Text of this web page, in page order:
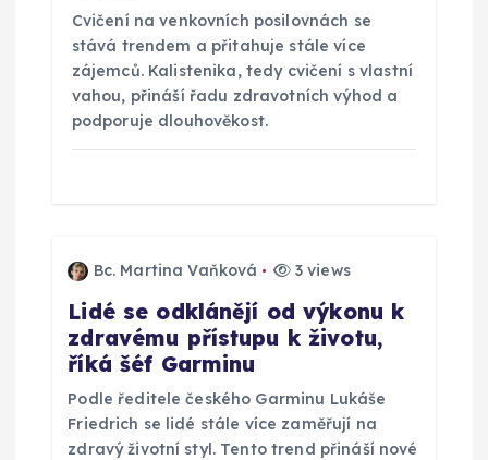
Cvičení na venkovních posilovnách se
stává trendem a přitahuje stále více
zájemců. Kalistenika, tedy cvičení s vlastní
vahou, přináší řadu zdravotních výhod a
podporuje dlouhověkost.
Bc. Martina Vaňková 3 views
Lidé se odklánějí od výkonu k
zdravému přístupu k životu,
říká šéf Garminu
Podle ředitele českého Garminu Lukáše
Friedrich se lidé stále více zaměřují na
zdravý životní styl. Tento trend přináší nové